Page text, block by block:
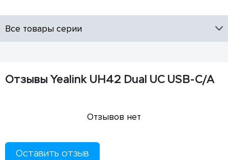
Все товары серии
Отзывы Yealink UH42 Dual UC USB-C/A
Отзывов нет
Оставить отзыв